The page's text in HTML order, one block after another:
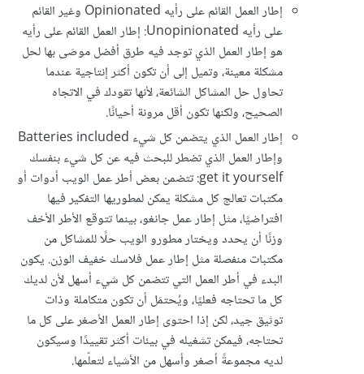
إطار العمل القائم على رأيه Opinionated وغير القائم
على رأيه Unopinionated: إطار العمل القائم على رأيه
هو إطار العمل الذي توجد فيه طرق أفضل موصَى بها لحل
مشكلة معينة، وتميل إلى أن تكون أكثر إنتاجية عندما
تحاول حل المشاكل الشائعة، لأنها تقودك في الاتجاه
الصحيح، ولكنها تكون أقل مرونة أحيانًا.
إطار العمل الذي يتضمن كل شيء Batteries included
وإطار العمل الذي تضطر للبحث فيه عن كل شيء بنفسك
get it yourself: تتضمن بعض أطر عمل الويب أدوات أو
مكتبات تعالج كل مشكلة يمكن لمطوريها التفكير فيها
افتراضيًا، مثل إطار عمل جانغو، بينما تتوقع الأطر الأخف
وزنًا أن يحدد ويختار مطورو الويب حلًا للمشاكل من
مكتبات منفصلة مثل إطار عمل فلاسك خفيف الوزن. يكون
البدء في أطر العمل التي تتضمن كل شيء أسهل لأن لديك
كل ما تحتاجه فعليًا، ويُحتمَل أن تكون متكاملة وذات
توثيق جيد، لكن إذا احتوى إطار العمل الأصغر على كل ما
تحتاجه، فيمكن تشغيله في بيئات أكثر تقييدًا وسيكون
لديه مجموعةً أصغر وأسهل من الأشياء لتعلّمها.